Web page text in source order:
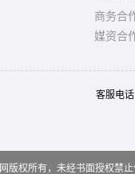
商务合
媒资合
客服电
版权所有，未经书面授权